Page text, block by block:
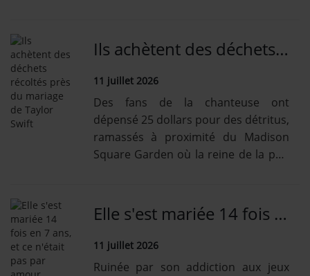
Ils achètent des déchets récoltés près du mariage de Taylor Swift
11 juillet 2026
Des fans de la chanteuse ont
dépensé 25 dollars pour des détritus,
ramassés à proximité du Madison
Square Garden où la reine de la pop
Elle s'est mariée 14 fois en 7 ans, et ce n'était pas par amour
11 juillet 2026
Ruinée par son addiction aux jeux